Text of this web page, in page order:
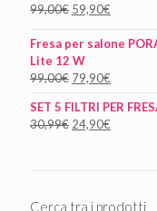
99,00€ 59,90€
Fresa per salone
Lite 12 W
99,00€ 79,90€
SET 5 FILTRI PER
30,99€ 24,90€
Cerca tra i prodotti